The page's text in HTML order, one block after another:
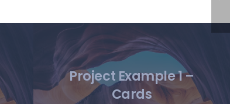
Project Example 1 –
Cards